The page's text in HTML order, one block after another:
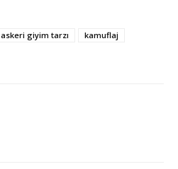
askeri giyim tarzı
kamuflaj